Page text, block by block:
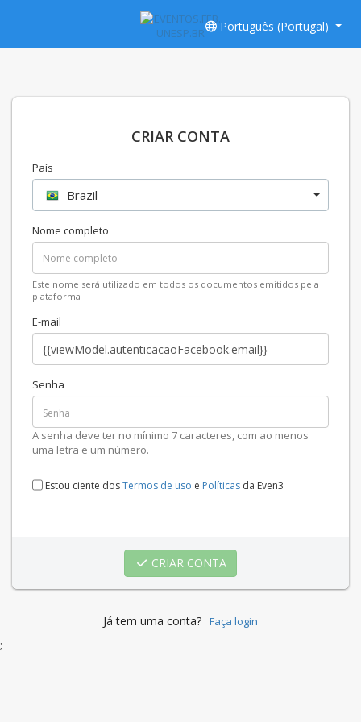
Português (Portugal)
CRIAR CONTA
País
Brazil
Nome completo
Este nome será utilizado em todos os documentos emitidos pela
plataforma
E-mail
Senha
A senha deve ter no mínimo 7 caracteres, com ao menos
uma letra e um número.
Estou ciente dosTermos de uso e Políticas da Even3
CRIAR CONTA
Já tem uma conta? Faça login
;